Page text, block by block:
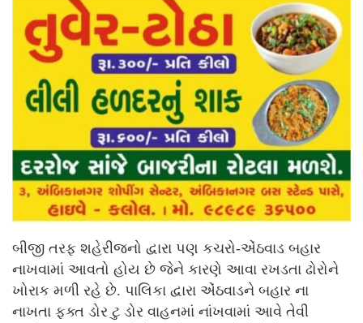
બીજી તરફ શહેરીજનો દ્વારા પણ કચરો-એંઠવાડ બહાર
નાખવામાં આવતો હોય છે જેને કારણે આવા રખડતા ઢોરોને
ખોરાક મળી રહે છે. પાલિકા દ્વારા એંઠવાડને બહાર ના
નાખતા ફક્ત ડોર ટુ ડોર વાહનમાં નાંખવામાં આવે તેવી